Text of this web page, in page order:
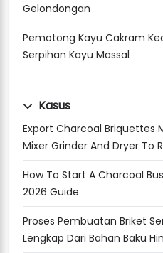
Gelondongan
Pemotong Kayu Cakram
Serpihan Kayu Massal
Kasus
Export Charcoal Briquettes
Mixer Grinder And Dryer To
How To Start A Charcoal
2026 Guide
Proses Pembuatan Briket
Lengkap Dari Bahan Baku